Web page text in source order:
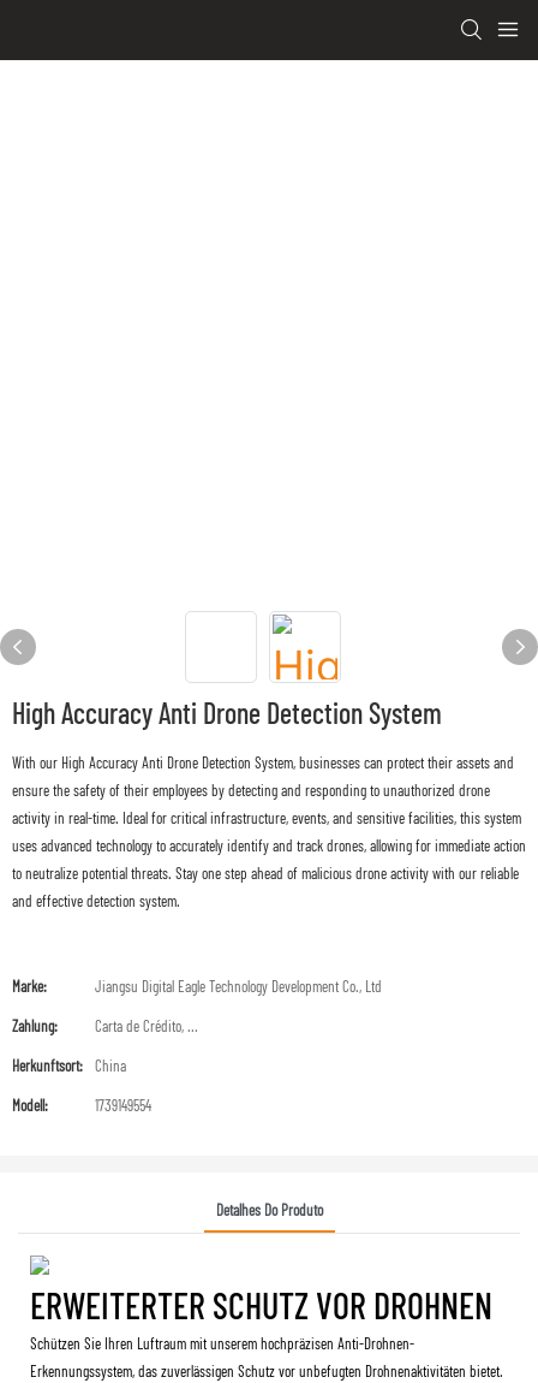
High Accuracy Anti Drone Detection System
With our High Accuracy Anti Drone Detection System, businesses can protect their assets and
ensure the safety of their employees by detecting and responding to unauthorized drone
activity in real-time. Ideal for critical infrastructure, events, and sensitive facilities, this system
uses advanced technology to accurately identify and track drones, allowing for immediate action
to neutralize potential threats. Stay one step ahead of malicious drone activity with our reliable
and effective detection system.
Marke: Jiangsu Digital Eagle Technology Development Co., Ltd
Zahlung: Carta de Crédito, ...
Herkunftsort: China
Modell: 1739149554
Detalhes Do Produto
ERWEITERTER SCHUTZ VOR DROHNEN
Schützen Sie Ihren Luftraum mit unserem hochpräzisen Anti-Drohnen-
Erkennungssystem, das zuverlässigen Schutz vor unbefugten Drohnenaktivitäten bietet.